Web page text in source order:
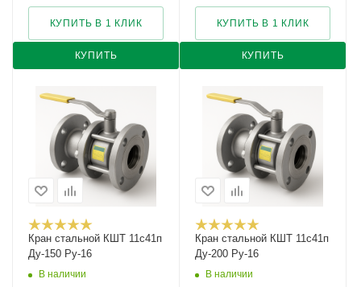
КУПИТЬ
КУПИТЬ В 1 КЛИК
КУПИТЬ
КУПИТЬ В 1 КЛИК
Кран стальной КШТ 11с41п
Ду-150 Ру-16
В наличии
Кран стальной КШТ 11с41п
Ду-200 Ру-16
В наличии